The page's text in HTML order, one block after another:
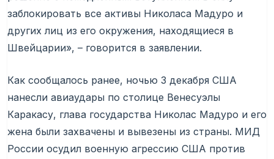
заблокировать все активы Николаса Мадуро и
других лиц из его окружения, находящиеся в
Швейцарии», – говорится в заявлении.
Как сообщалось ранее, ночью 3 декабря США
нанесли авиаудары по столице Венесуэлы
Каракасу, глава государства Николас Мадуро и его
жена были захвачены и вывезены из страны. МИД
России осудил военную агрессию США против